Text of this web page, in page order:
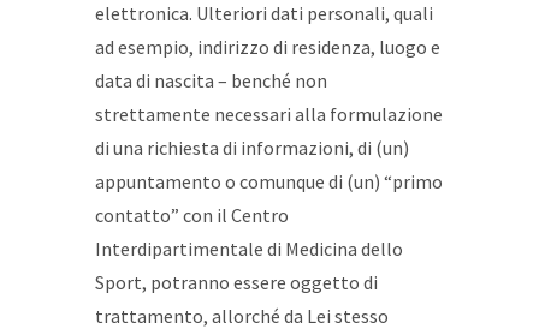
elettronica. Ulteriori dati personali, quali
ad esempio, indirizzo di residenza, luogo e
data di nascita – benché non
strettamente necessari alla formulazione
di una richiesta di informazioni, di (un)
appuntamento o comunque di (un) “primo
contatto” con il Centro
Interdipartimentale di Medicina dello
Sport, potranno essere oggetto di
trattamento, allorché da Lei stesso